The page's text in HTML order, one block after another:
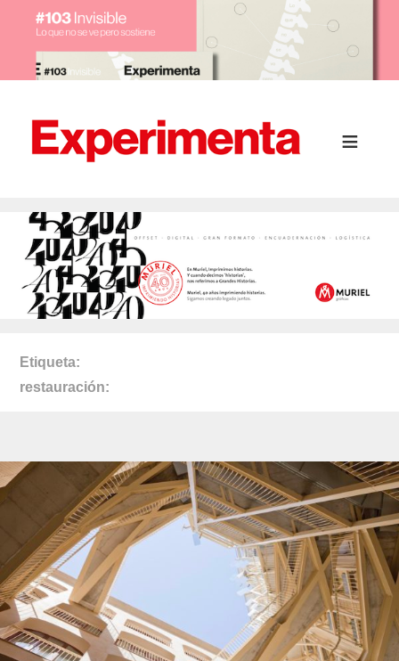
Etiqueta
restauración